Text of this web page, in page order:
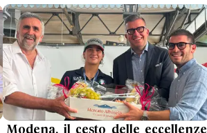
Modena, il cesto delle eccellenze